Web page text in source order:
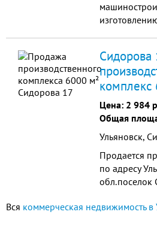
собрано
лицензий,
разрешений
крупнейших
Сидорова
комплекс
Цена: 2 984
Общая
Ульяновск,
Продается
по адресу
обл.поселок
Вся коммерческая недвижимость в